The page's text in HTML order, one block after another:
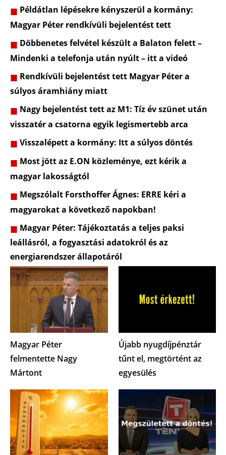
Példátlan lépésekre kényszerül a kormány:
Magyar Péter rendkívüli bejelentést tett
Döbbenetes felvétel készült a Balaton felett –
Mindenki a telefonja után nyúlt – itt a videó
Rendkívüli bejelentést tett Magyar Péter a
súlyos áramhiány miatt
Nagy bejelentést tett az M1: Tíz év szünet után
visszatér a csatorna egyik legismertebb arca
Visszalépett a kormány: Itt a súlyos döntés
Most jött az E.ON közleménye, ezt kérik a
magyar lakosságtól
Megszólalt Forsthoffer Ágnes: ERRE kéri a
magyarokat a következő napokban!
Magyar Péter: Tájékoztatás a teljes paksi
leállásról, a fogyasztási adatokról és az
energiarendszer állapotáról
Magyar Péter
felmentette Nagy
Mártont
Újabb nyugdíjpénztár
tűnt el, megtörtént az
egyesülés